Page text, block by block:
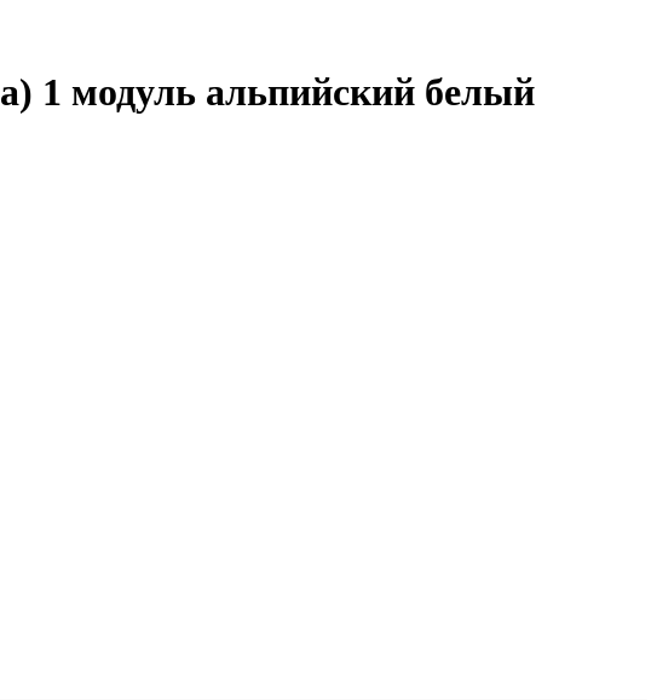
1 модуль альпийский белый